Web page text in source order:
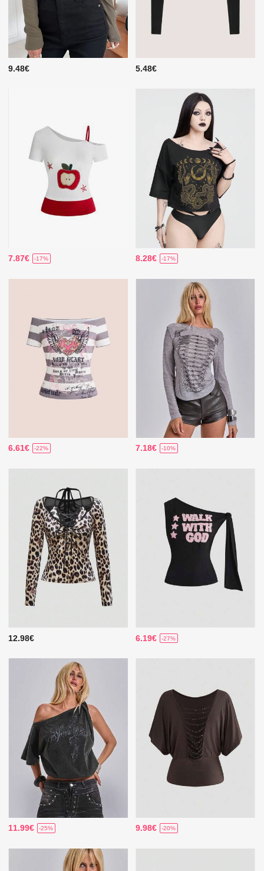
9.48€ 5.48€
7.87€ -17% 8.28€ -17%
6.61€ -22% 7.18€ -10%
12.98€ 6.19€ -27%
11.99€ -25% 9.98€ -20%